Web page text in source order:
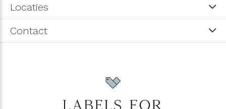
Locaties
Contact